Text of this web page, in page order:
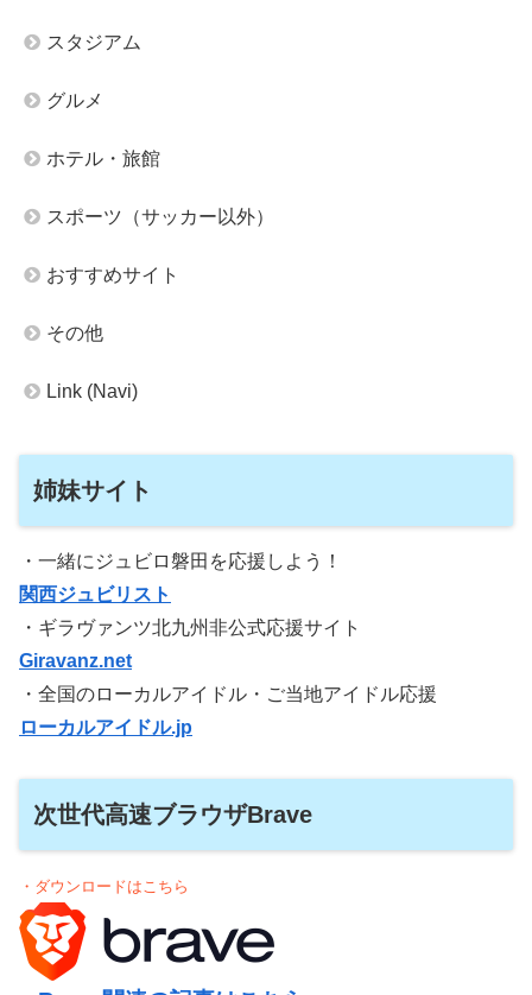
スタジアム
グルメ
ホテル・旅館
スポーツ（サッカー以外）
おすすめサイト
その他
Link (Navi)
姉妹サイト
・一緒にジュビロ磐田を応援しよう！
関西ジュビリスト
・ギラヴァンツ北九州非公式応援サイト
Giravanz.net
・全国のローカルアイドル・ご当地アイドル応援
ローカルアイドル.jp
次世代高速ブラウザBrave
・ダウンロードはこちら